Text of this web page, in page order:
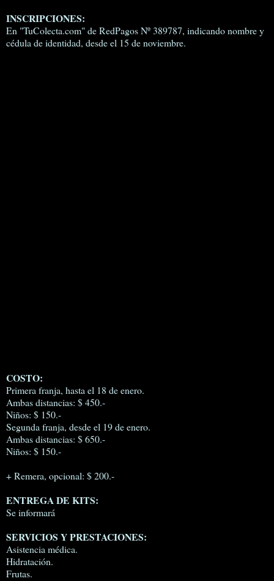
INSCRIPCIONES:
En "TuColecta.com" de RedPagos Nº 389787, indicando nombre y
cédula de identidad, desde el 15 de noviembre.
COSTO:
Primera franja, hasta el 18 de enero.
Ambas distancias: $ 450.-
Niños: $ 150.-
Segunda franja, desde el 19 de enero.
Ambas distancias: $ 650.-
Niños: $ 150.-
+ Remera, opcional: $ 200.-
ENTREGA DE KITS:
Se informará
SERVICIOS Y PRESTACIONES:
Asistencia médica.
Hidratación.
Frutas.